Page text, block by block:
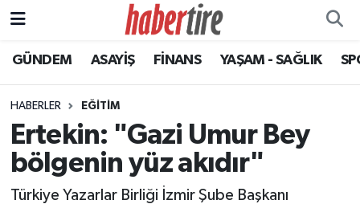
GÜNDEM ASAYİŞ FİNANS YAŞAM - SAĞLIK
HABERLER EĞİTİM
Ertekin: "Gazi Umur Bey
bölgenin yüz akıdır"
Türkiye Yazarlar Birliği İzmir Şube Başkanı
Tire Nöbetçi Eczaneler
Tire Hava Durumu
Tire Trafik Yoğunluk Haritası
Süper Lig Puan Durumu ve Fikstür